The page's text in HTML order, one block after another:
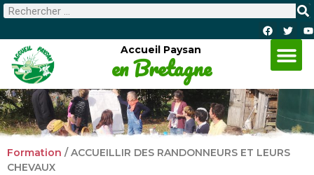
Accueil Paysan
en Bretagne
Formation / ACCUEILLIR DES RANDONNEURS ET LEURS
CHEVAUX